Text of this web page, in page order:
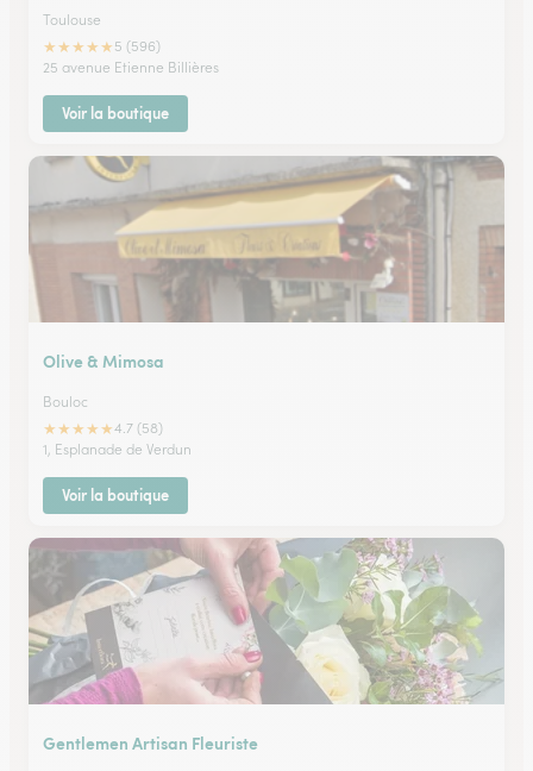
Toulouse
★★★★★ 5 (596)
25 avenue Etienne Billières
Voir la boutique
Olive & Mimosa
Bouloc
★★★★★4.7 (58)
1, Esplanade de Verdun
Voir la boutique
Gentlemen Artisan Fleuriste